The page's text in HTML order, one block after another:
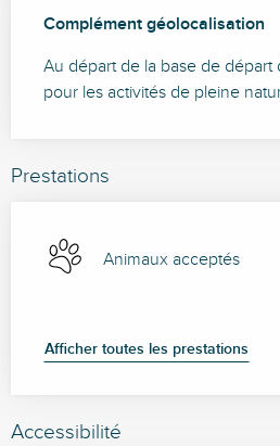
Complément géolocalisation
Complément géolocalisation
Au départ de la base de
pour les activités de pleine
Prestations
Animaux acceptés
Afficher toutes les prestations
Accessibilité